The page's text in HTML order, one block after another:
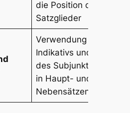
die Position der
Satzglieder
Verwendung des
Indikativs und
des Subjunktivs
in Haupt- und
Nebensätzen